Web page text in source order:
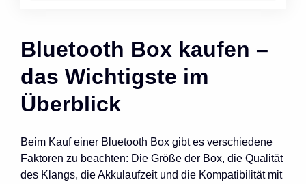
Bluetooth Box kaufen –
das Wichtigste im
Überblick
Beim Kauf einer Bluetooth Box gibt es verschiedene
Faktoren zu beachten: Die Größe der Box, die Qualität
des Klangs, die Akkulaufzeit und die Kompatibilität mit